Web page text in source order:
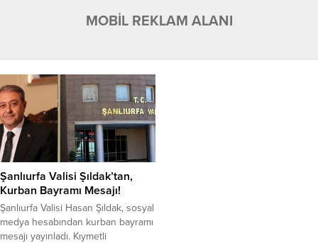
MOBİL REKLAM ALANI
Şanlıurfa Valisi Şıldak’tan,
Kurban Bayramı Mesajı!
Şanlıurfa Valisi Hasan Şıldak, sosyal
medya hesabından kurban bayramı
mesajı yayınladı. Kıymetli